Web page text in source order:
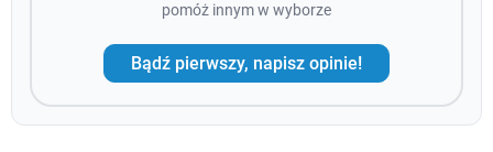
pomóż innym w wyborze
Bądź pierwszy, napisz opinie!